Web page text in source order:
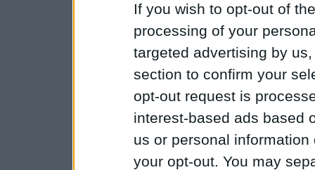
If you wish to opt-out of
processing of your
targeted advertising by
section to confirm your
opt-out request is
interest-based ads based
us or personal
your opt-out. You may